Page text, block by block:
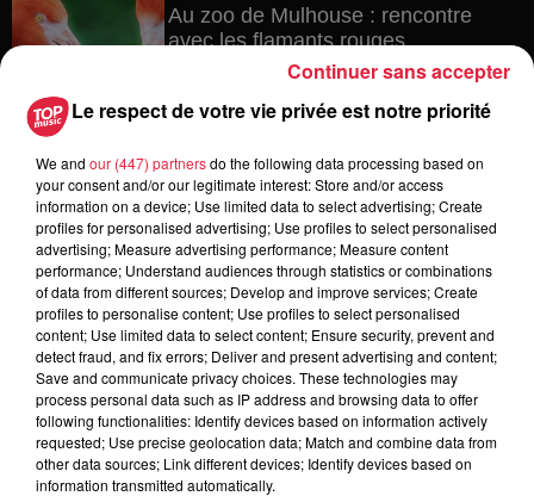
Au zoo de Mulhouse : rencontre
avec les flamants rouges
Les dernières infos sur la venue du
pape à Metz en septembre
5 août 2026
Europa-Park : des précisons sur
l’après Euro-Mir
Le respect de votre vie privée est notre priorité
We and our (447) partnersdo the following data processing based on
your consent and/or our legitimate interest: Store and/or access
information on a device; Use limited data to select advertising; Create
profiles for personalised advertising; Use profiles to select personalised
advertising; Measure advertising performance; Measure content
performance; Understand audiences through statistics or combinations
of data from different sources; Develop and improve services; Create
profiles to personalise content; Use profiles to select personalised
content; Use limited data to select content; Ensure security, prevent and
detect fraud, and fix errors; Deliver and present advertising and content;
Save and communicate privacy choices. These technologies may
process personal data such as IP address and browsing data to offer
following functionalities: Identify devices based on information actively
requested; Use precise geolocation data; Match and combine data from
other data sources; Link different devices; Identify devices based on
information transmitted automatically.
Continuer sans accepter